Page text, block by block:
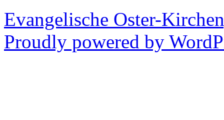
Evangelische Oster-
Proudly powered by